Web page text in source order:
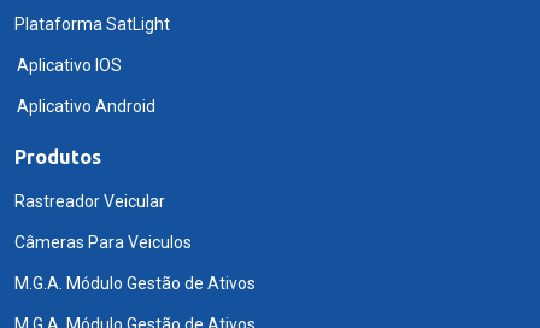
Plataforma SatLight
Aplicativo IOS
Aplicativo Android
Produtos
Rastreador Veicular
Câmeras Para Veiculos
M.G.A. Módulo Gestão de Ativos